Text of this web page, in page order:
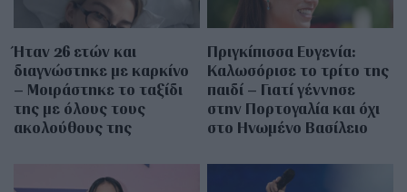
Ήταν 26 ετών και
διαγνώστηκε με καρκίνο
– Μοιράστηκε το ταξίδι
της με όλους τους
ακολούθους της
Πριγκίπισσα Ευγενία:
Καλωσόρισε το τρίτο της
παιδί – Γιατί γέννησε
στην Πορτογαλία και όχι
στο Ηνωμένο Βασίλειο